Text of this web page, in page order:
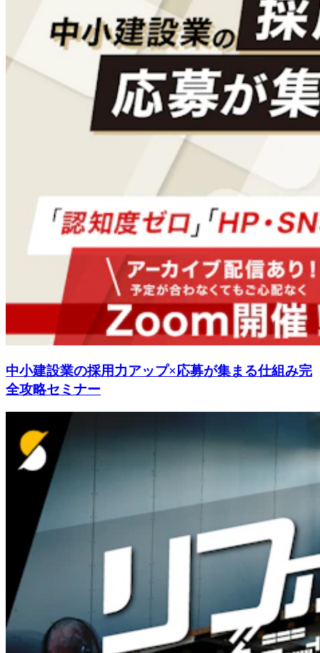
中小建設業の採用力アップ×応募が集まる仕組み完
全攻略セミナー